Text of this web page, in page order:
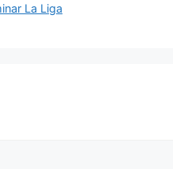
La Liga